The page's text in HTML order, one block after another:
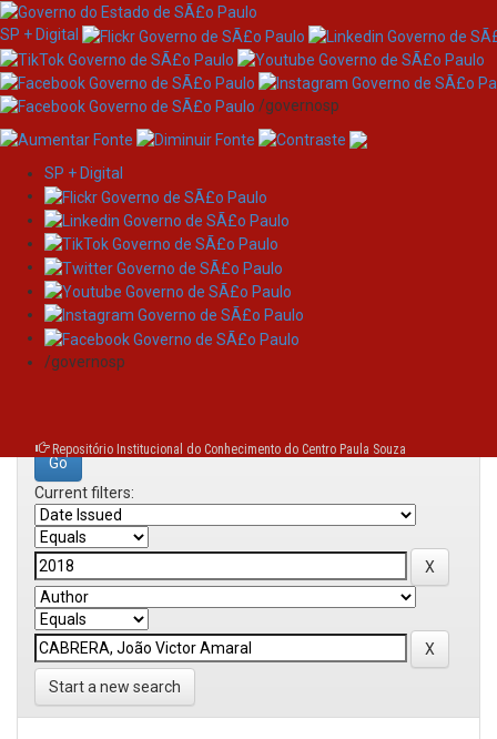
Skip
navigation
SP + Digital
/governosp
SP + Digital
/governosp
Repositório Institucional do Conhecimento do Centro Paula Souza
Search
Search:
Current filters:
Start a new search